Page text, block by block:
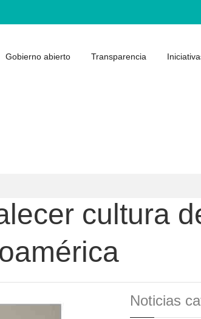
Gobierno abierto Transparencia
cultura
Noticias